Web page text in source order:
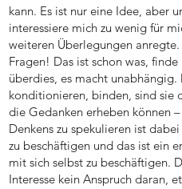
kann. Es ist nur eine Idee, aber
interessiere mich zu wenig für
weiteren Überlegungen
Fragen! Das ist schon was,
überdies, es macht unabhängig.
konditionieren, binden, sind sie
die Gedanken erheben können
Denkens zu spekulieren ist
zu beschäftigen und das ist ein
mit sich selbst zu beschäftigen.
Interesse kein Anspruch daran,